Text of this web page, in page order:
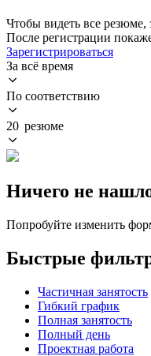
Чтобы видеть все резюме,
После регистрации
Зарегистрироваться
За всё время
По соответствию
20 резюме
Ничего не
Попробуйте изменить
Быстрые
Частичная занятость
Гибкий график
Полная занятость
Полный день
Проектная работа